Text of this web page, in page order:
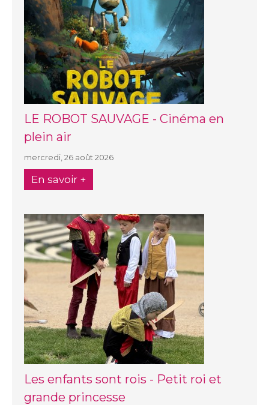
LE ROBOT SAUVAGE - Cinéma en
plein air
mercredi, 26 août 2026
En savoir +
Les enfants sont rois - Petit roi et
grande princesse